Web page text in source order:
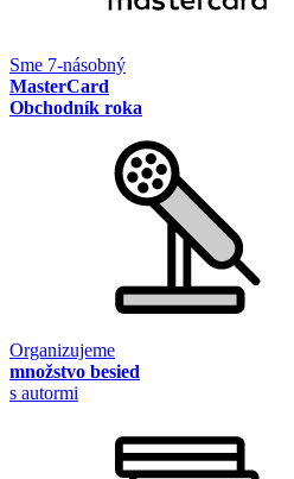
Sme 7-násobný
MasterCard
Obchodník roka
Organizujeme
množstvo besied
s autormi